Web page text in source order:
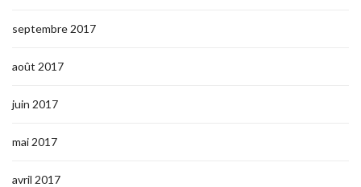
septembre 2017
août 2017
juin 2017
mai 2017
avril 2017